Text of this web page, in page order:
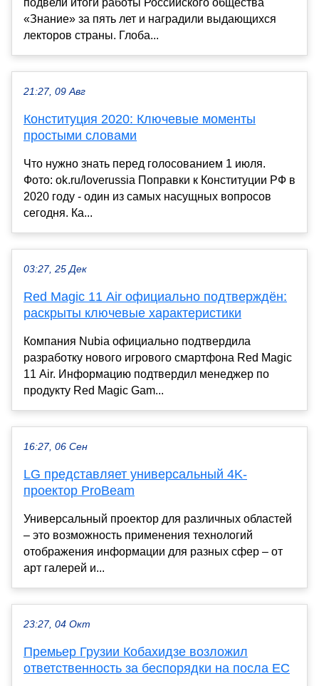
подвели итоги работы Российского общества
«Знание» за пять лет и наградили выдающихся
лекторов страны. Глоба...
21:27, 09 Авг
Конституция 2020: Ключевые моменты
простыми словами
Что нужно знать перед голосованием 1 июля.
Фото: ok.ru/loverussia Поправки к Конституции РФ в
2020 году - один из самых насущных вопросов
сегодня. Ка...
03:27, 25 Дек
Red Magic 11 Air официально подтверждён:
раскрыты ключевые характеристики
Компания Nubia официально подтвердила
разработку нового игрового смартфона Red Magic
11 Air. Информацию подтвердил менеджер по
продукту Red Magic Gam...
16:27, 06 Сен
LG представляет универсальный 4K-
проектор ProBeam
Универсальный проектор для различных областей
– это возможность применения технологий
отображения информации для разных сфер – от
арт галерей и...
23:27, 04 Окт
Премьер Грузии Кобахидзе возложил
ответственность за беспорядки на посла ЕС